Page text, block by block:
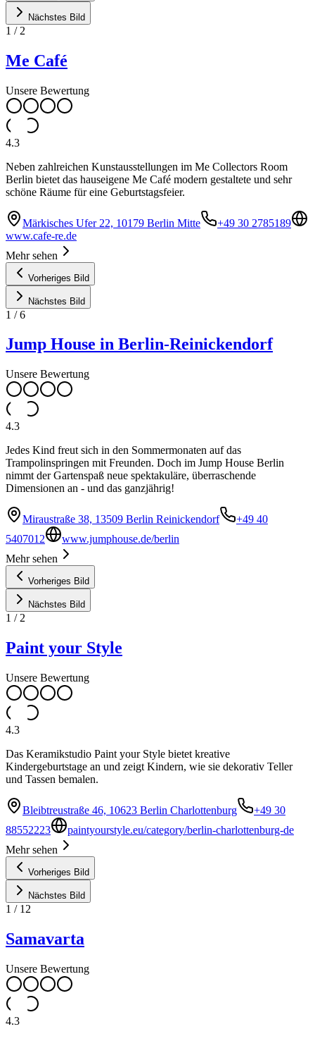
Nächstes Bild
1 / 2
Me Café
Unsere Bewertung
4.3
Neben zahlreichen Kunstausstellungen im Me Collectors Room
Berlin bietet das hauseigene Me Café modern gestaltete und sehr
schöne Räume für eine Geburtstagsfeier.
Märkisches Ufer 22, 10179 Berlin Mitte
+49 30 2785189
www.cafe-re.de
Mehr sehen
Vorheriges Bild
Nächstes Bild
1 /6
Jump House in Berlin-Reinickendorf
Unsere Bewertung
4.3
Jedes Kind freut sich in den Sommermonaten auf das
Trampolinspringen mit Freunden. Doch im Jump House Berlin
nimmt der Gartenspaß neue spektakuläre, überraschende
Dimensionen an - und das ganzjährig!
Miraustraße 38, 13509 Berlin Reinickendorf
+49 40
5407012
www.jumphouse.de/berlin
Mehr sehen
Vorheriges Bild
Nächstes Bild
1 / 2
Paint your Style
Unsere Bewertung
4.3
Das Keramikstudio Paint your Style bietet kreative
Kindergeburtstage an und zeigt Kindern, wie sie dekorativ Teller
und Tassen bemalen.
Bleibtreustraße 46, 10623 Berlin Charlottenburg
+49 30
88552223
paintyourstyle.eu/category/berlin-charlottenburg-de
Mehr sehen
Vorheriges Bild
Nächstes Bild
1 / 12
Samavarta
Unsere Bewertung
4.3